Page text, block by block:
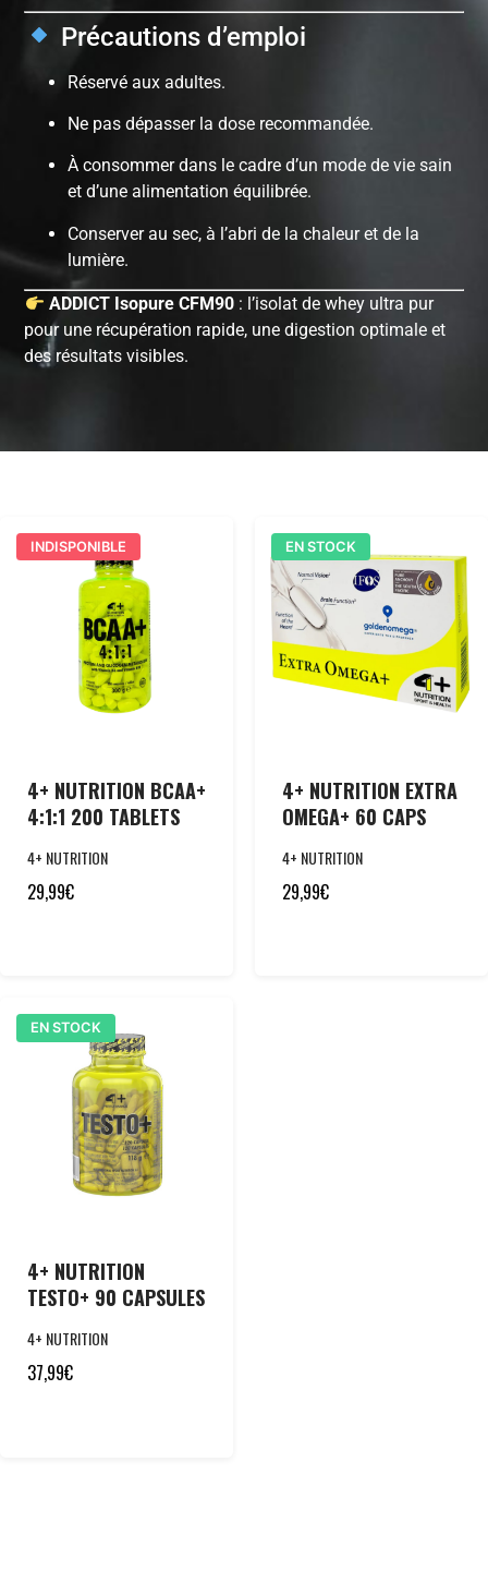
Précautions d’emploi
Réservé aux adultes.
Ne pas dépasser la dose recommandée.
À consommer dans le cadre d’un mode de vie sain
et d’une alimentation équilibrée.
Conserver au sec, à l’abri de la chaleur et de la
lumière.
ADDICT Isopure CFM90: l’isolat de whey ultra pur
pour une récupération rapide, une digestion optimale et
des résultats visibles.
INDISPONIBLE
4+ NUTRITION BCAA+
4:1:1 200 TABLETS
4+ NUTRITION
29,99€
EN STOCK
4+ NUTRITION EXTRA
OMEGA+ 60 CAPS
4+ NUTRITION
29,99€
EN STOCK
4+ NUTRITION
TESTO+ 90 CAPSULES
4+ NUTRITION
37,99€